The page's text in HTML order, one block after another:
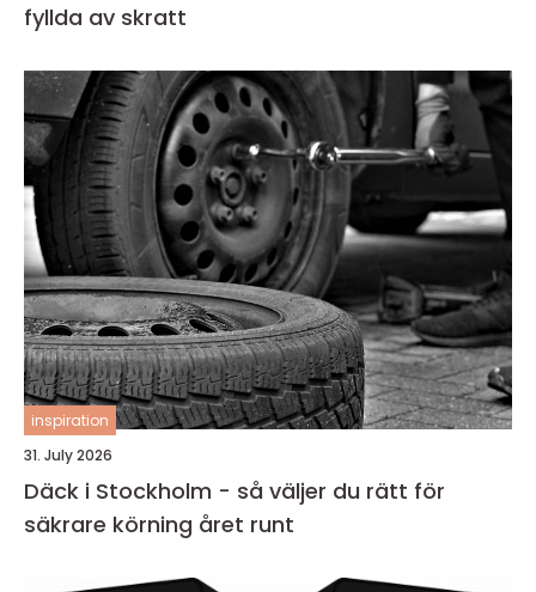
fyllda av skratt
inspiration
31. July 2026
Däck i Stockholm - så väljer du rätt för
säkrare körning året runt